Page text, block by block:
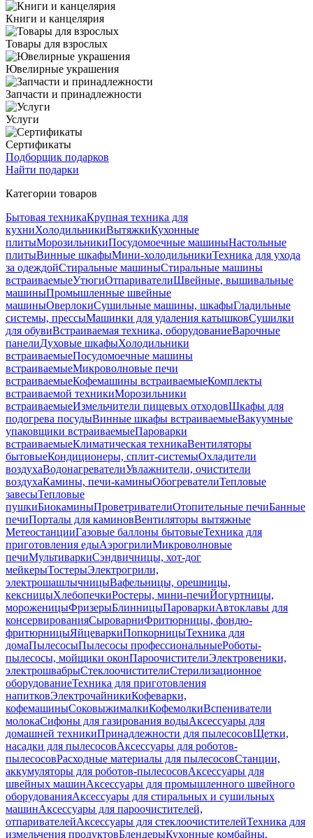
Книги и канцелярия
Товары для взрослых
Ювелирные украшения
Запчасти и принадлежности
Услуги
Сертификаты
Подборщик подарков
Найти подарки
Категории товаров
Бытовая техникаКрупная техника для
кухниХолодильникиВытяжкиКухонные
плитыМорозильникиПосудомоечные машиныНастольные
плитыВинные шкафыМини-холодильникиТехника для ухода
за одеждойСтиральные машиныСтиральные машины
встраиваемыеУтюгиОтпаривателиШвейные, вышивальные
машиныПромышленные швейные
машиныОверлокиСушильные машины, шкафыГладильные
системы, прессыМашинки для удаления катышковСушилки
для обувиВстраиваемая техника, оборудованиеВарочные
панелиДуховые шкафыХолодильники
встраиваемыеПосудомоечные машины
встраиваемыеМикроволновые печи
встраиваемыеКофемашины встраиваемыеКомплекты
встраиваемой техникиМорозильники
встраиваемыеИзмельчители пищевых отходовШкафы для
подогрева посудыВинные шкафы встраиваемыеВакуумные
упаковщики встраиваемыеПароварки
встраиваемыеКлиматическая техникаВентиляторы
бытовыеКондиционеры, сплит-системыОхладители
воздухаВодонагревателиУвлажнители, очистители
воздухаКамины, печи-каминыОбогревателиТепловые
завесыТепловые
пушкиБиокаминыПроветривателиОтопительные печиБанные
печиПорталы для каминовВентиляторы вытяжные
МетеостанцииГазовые баллоны бытовыеТехника для
приготовления едыАэрогрилиМикроволновые
печиМультиваркиСэндвичницы, хот-дог
мейкерыТостерыЭлектрогрили,
электрошашлычницыВафельницы, орешницы,
кексницыХлебопечкиРостеры, мини-печиЙогуртницы,
мороженицыФризерыБлинницыПароваркиАвтоклавы для
консервированияСыроварниФритюрницы, фондю-
фритюрницыЯйцеваркиПопкорницыТехника для
домаПылесосыПылесосы профессиональныеРоботы-
пылесосы, мойщики оконПароочистителиЭлектровеники,
электрошвабрыСтеклоочистителиСтерилизационное
оборудованиеТехника для приготовления
напитковЭлектрочайникиКофеварки,
кофемашиныСоковыжималкиКофемолкиВспениватели
молокаСифоны для газирования водыАксессуары для
домашней техникиПринадлежности для пылесосовЩетки,
насадки для пылесосовАксессуары для роботов-
пылесосовРасходные материалы для пылесосовСтанции,
аккумуляторы для роботов-пылесосовАксессуары для
швейных машинАксессуары для промышленного швейного
оборудованияАксессуары для стиральных и сушильных
машинАксессуары для пароочистителей,
отпаривателейАксессуары для стеклоочистителейТехника для
измельчения продуктовБлендерыКухонные комбайны,